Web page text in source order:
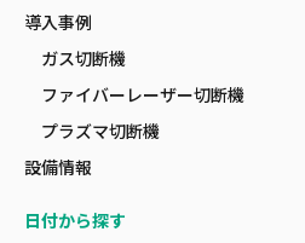
導入事例
ガス切断機
ファイバーレーザー切断機
プラズマ切断機
設備情報
日付から探す